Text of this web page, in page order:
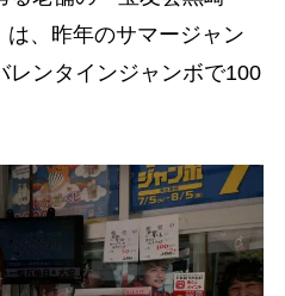
、昨年のサマージャン
レンタインジャンボで100